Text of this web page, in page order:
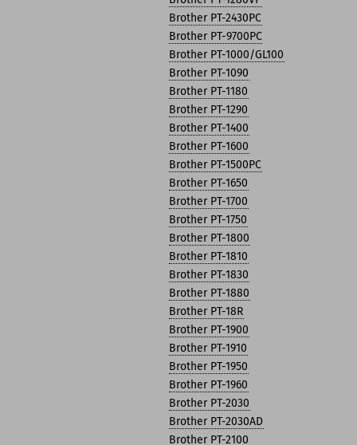
Brother PT-2430PC
Brother PT-9700PC
Brother PT-1000/GL100
Brother PT-1090
Brother PT-1180
Brother PT-1290
Brother PT-1400
Brother PT-1600
Brother PT-1500PC
Brother PT-1650
Brother PT-1700
Brother PT-1750
Brother PT-1800
Brother PT-1810
Brother PT-1830
Brother PT-1880
Brother PT-18R
Brother PT-1900
Brother PT-1910
Brother PT-1950
Brother PT-1960
Brother PT-2030
Brother PT-2030AD
Brother PT-2100